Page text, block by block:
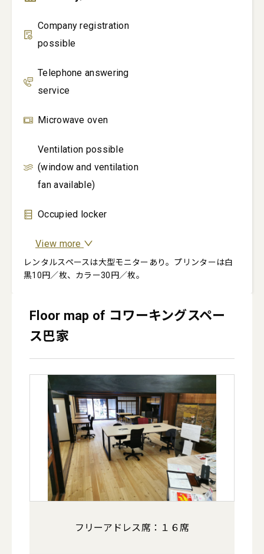
Company registration
possible
Telephone answering
service
Microwave oven
Ventilation possible
(window and ventilation
fan available)
Occupied locker
View more
レンタルスペースは大型モニターあり。プリンターは白
黒10円／枚、カラー30円／枚。
Floor map of コワーキングスペー
ス巴家
フリーアドレス席：１６席